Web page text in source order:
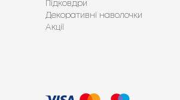
Підковдри
Декоративні наволочки
Акції